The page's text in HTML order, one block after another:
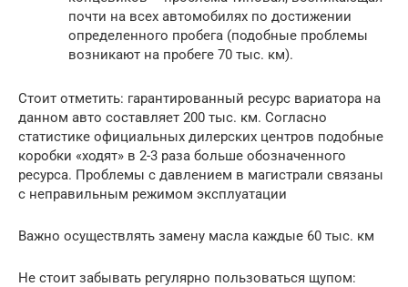
почти на всех автомобилях по достижении
определенного пробега (подобные проблемы
возникают на пробеге 70 тыс. км).
Стоит отметить: гарантированный ресурс вариатора на
данном авто составляет 200 тыс. км. Согласно
статистике официальных дилерских центров подобные
коробки «ходят» в 2-3 раза больше обозначенного
ресурса. Проблемы с давлением в магистрали связаны
с неправильным режимом эксплуатации
Важно осуществлять замену масла каждые 60 тыс. км
Не стоит забывать регулярно пользоваться щупом: